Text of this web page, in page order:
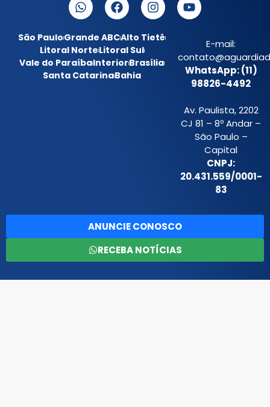
São PauloGrande ABCAlto Tietê
Litoral NorteLitoral Sul
Vale do ParaíbaInteriorBrasília
Santa CatarinaBahia
E-mail:
WhatsApp: (11)
98826-4492
Av. Paulista, 2202
CJ 81 – 8º Andar –
São Paulo –
Capital
CNPJ:
20.431.559/0001-
83
ANUNCIE CONOSCO
RECEBA NOTÍCIAS